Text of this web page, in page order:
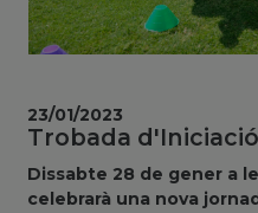
Trobada
Dissabte 28 de gener a
celebrarà una nova
23/01/2023